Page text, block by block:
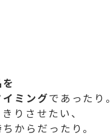
ミングであったり。
りさせたい、
からだったり。